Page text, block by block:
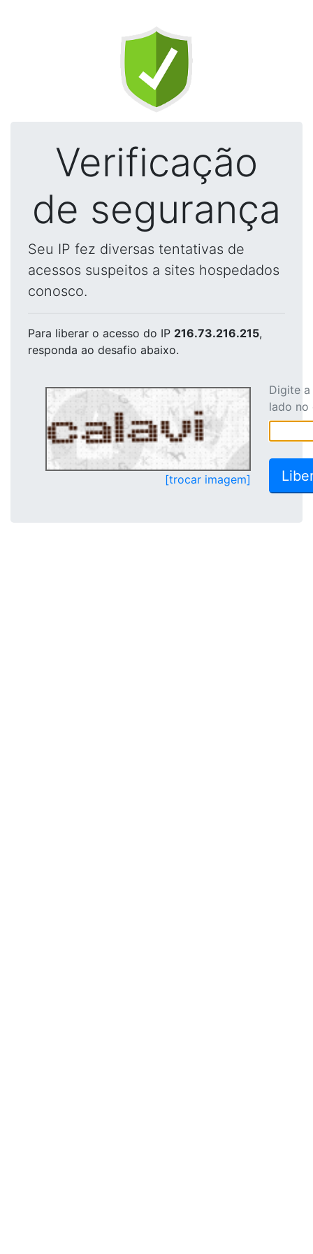
Verificação
de segurança
Seu IP fez diversas tentativas de
acessos suspeitos a sites hospedados
conosco.
Para liberar o acesso do IP 216.73.216.215,
responda ao desafio abaixo.
[trocar imagem]
Digite
lado no